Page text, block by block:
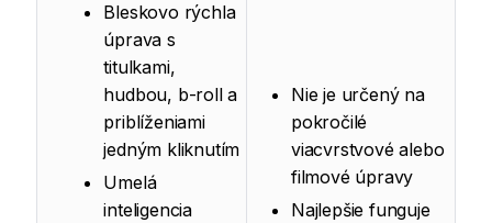
Bleskovo rýchla
úprava s
titulkami,
hudbou, b-roll a
priblíženiami
jedným kliknutím
Umelá
inteligencia
Nie je určený na
pokročilé
viacvrstvové alebo
filmové úpravy
Najlepšie funguje